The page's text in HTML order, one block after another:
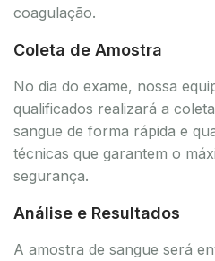
coagulação.
Coleta de Amostra
No dia do exame, nossa
qualificados realizará a
sangue de forma rápida e
técnicas que garantem o
segurança.
Análise e Resultados
A amostra de sangue será